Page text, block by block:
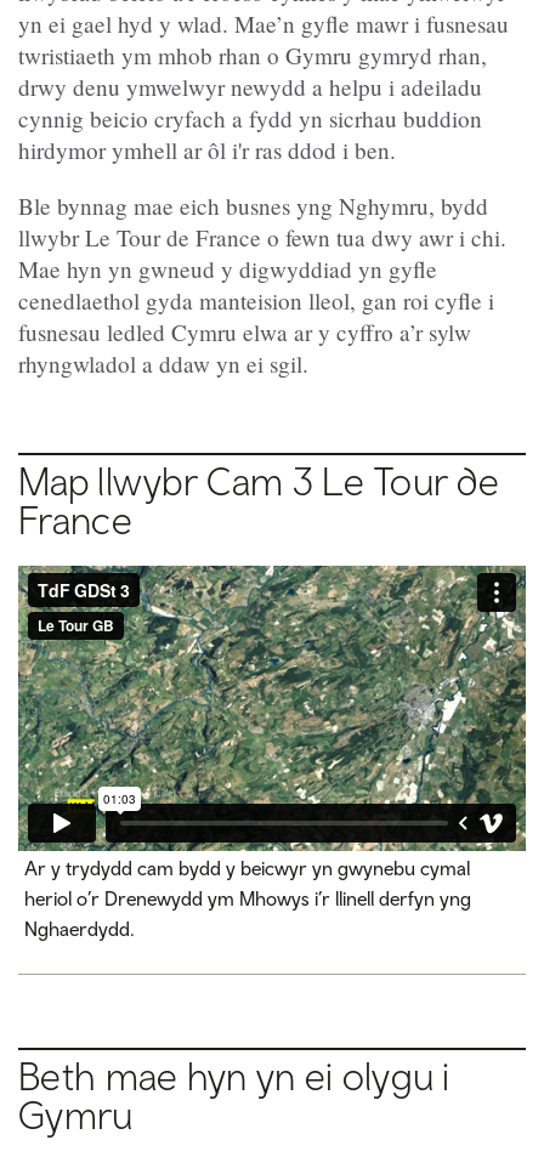
yn ei gael hyd y wlad. Mae’n gyfle mawr i fusnesau
twristiaeth ym mhob rhan o Gymru gymryd rhan,
drwy denu ymwelwyr newydd a helpu i adeiladu
cynnig beicio cryfach a fydd yn sicrhau buddion
hirdymor ymhell ar ôl i'r ras ddod i ben.
Ble bynnag mae eich busnes yng Nghymru, bydd
llwybr Le Tour de France o fewn tua dwy awr i chi.
Mae hyn yn gwneud y digwyddiad yn gyfle
cenedlaethol gyda manteision lleol, gan roi cyfle i
fusnesau ledled Cymru elwa ar y cyffro a’r sylw
rhyngwladol a ddaw yn ei sgil.
Map llwybr Cam 3 Le Tour de
France
Ar y trydydd cam bydd y beicwyr yn gwynebu cymal
heriol o’r Drenewydd ym Mhowys i’r llinell derfyn yng
Nghaerdydd.
Beth mae hyn yn ei olygu i
Gymru